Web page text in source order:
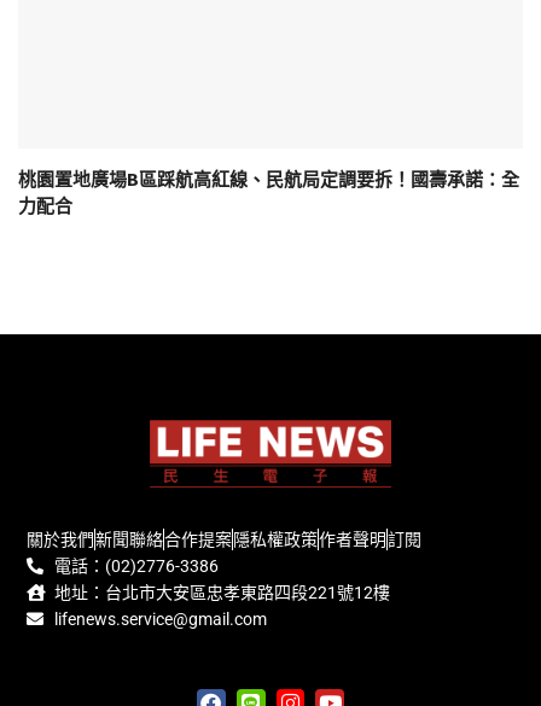
桃園置地廣場B區踩航高紅線、民航局定調要拆！國壽承諾：全
力配合
關於我們新聞聯絡合作提案隱私權政策作者聲明訂閱
電話：(02)2776-3386
地址：台北市大安區忠孝東路四段221號12樓
lifenews.service@gmail.com